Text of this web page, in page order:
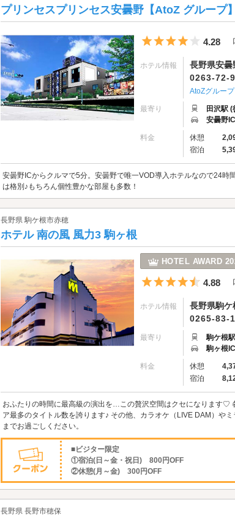
プリンセスプリンセス安曇野【AtoZ グループ】
5つ星の
4.28
ホテル情報
長野県安
0263-72-
AtoZグループ
最寄り
田沢駅
安曇野IC
料金 休憩
宿泊
安曇野ICからクルマで5分。安曇野で唯一VOD導入ホテルなので24
は格別♪もちろん個性豊かな部屋も多数！
長野県 駒ケ根市赤穂
ホテル 南の風 風力3 駒ヶ根
HOTEL AWARD
5つ星の
4.88
ホテル情報
長野県駒
0265-83-
最寄り
駒ケ根
駒ヶ根IC
料金 休憩
宿泊
おふたりの時間に最高級の演出を…この贅沢空間はクセになります♡
ア最多のタイトル数を誇ります♪ その他、カラオケ（LIVE DAM）や
までお過ごしください。
■ビジター限定
①宿泊(日～金・祝日) 800円OFF
②休憩(月～金) 300円OFF
長野県 長野市穂保